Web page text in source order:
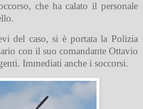
che ha calato il personale
del caso, si è portata la Polizia
con il suo comandante Ottavio
Immediati anche i soccorsi.